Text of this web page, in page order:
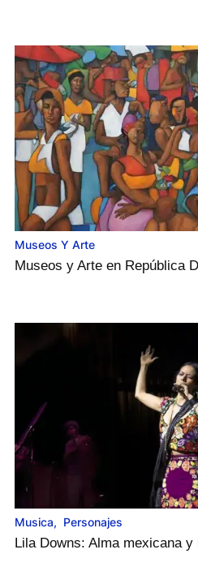
Museos Y Arte
Museos y Arte en República
Musica, Personajes
Lila Downs: Alma mexicana